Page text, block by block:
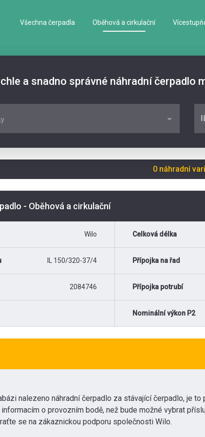
Všechna čerpadla Oběhová a cirkulační
a snadno správné náhradní čerpadlo
0 náhradní
- Oběhová a cirkulační
Wilo
IL 150/320-37/4
2084746
Celková délka
Přípojka na řad
Přípojka potrubí
Nominální výkon P2
nalezeno náhradní čerpadlo za stávající čerpadlo, je to
o provozním bodě, než bude možné vybrat
se na zákaznickou podporu společnosti Wilo.